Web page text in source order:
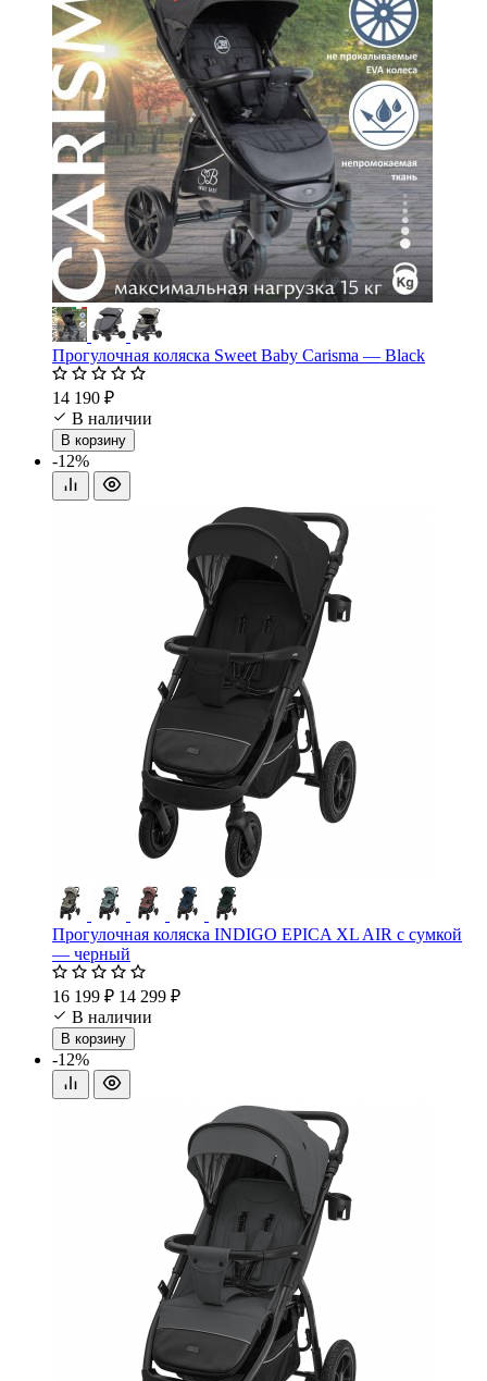
Прогулочная коляска Sweet Baby Carisma — Black
14 190 ₽
В наличии
В корзину
-12%
Прогулочная коляска INDIGO EPICA XL AIR с сумкой
— черный
16 199 ₽ 14 299 ₽
В наличии
В корзину
-12%